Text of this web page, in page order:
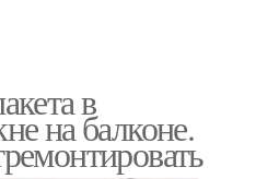
в
на балконе.